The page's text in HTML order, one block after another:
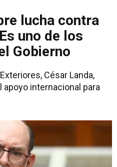
lucha contra
uno de los
Gobierno
César Landa,
internacional para